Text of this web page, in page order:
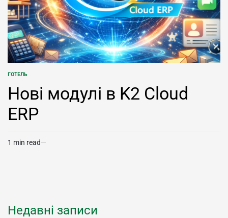
POSTED
ГОТЕЛЬ
Нові модулі в K2 Cloud
ERP
Estimated
1 min read
Недавні записи